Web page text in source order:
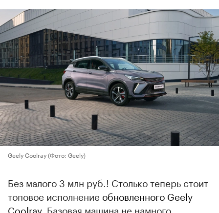
Geely Coolray(Фото: Geely)
Без малого 3 млн руб.! Столько теперь стоит
топовое исполнение обновленного Geely
Coolray. Базовая машина не намного